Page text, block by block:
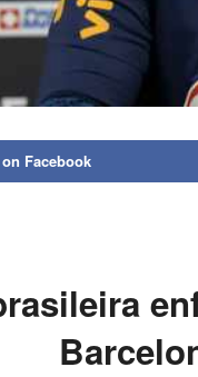
Facebook